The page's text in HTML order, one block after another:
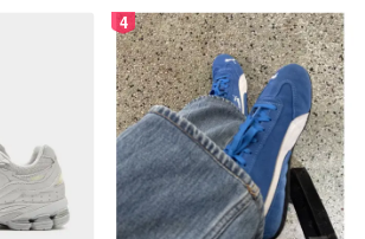
4